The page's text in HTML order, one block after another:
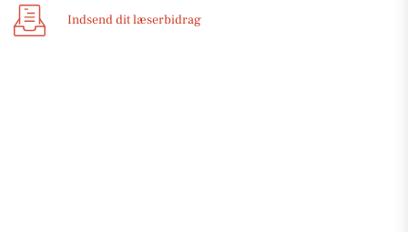
Indsend dit læserbidrag